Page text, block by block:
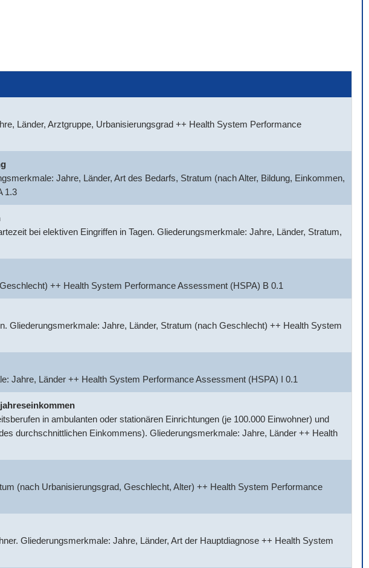
Länder, Arztgruppe, Urbanisierungsgrad ++ Health System Performance
Jahre, Länder, Art des Bedarfs, Stratum (nach Alter, Bildung, Einkommen,
1.3
bei elektiven Eingriffen in Tagen. Gliederungsmerkmale: Jahre, Länder, Stratum,
++ Health System Performance Assessment (HSPA) B 0.1
Gliederungsmerkmale: Jahre, Länder, Stratum (nach Geschlecht) ++ Health System
Jahre, Länder ++ Health System Performance Assessment (HSPA) I 0.1
in ambulanten oder stationären Einrichtungen (je 100.000 Einwohner) und
durchschnittlichen Einkommens). Gliederungsmerkmale: Jahre, Länder ++ Health
(nach Urbanisierungsgrad, Geschlecht, Alter) ++ Health System Performance
Gliederungsmerkmale: Jahre, Länder, Art der Hauptdiagnose ++ Health System